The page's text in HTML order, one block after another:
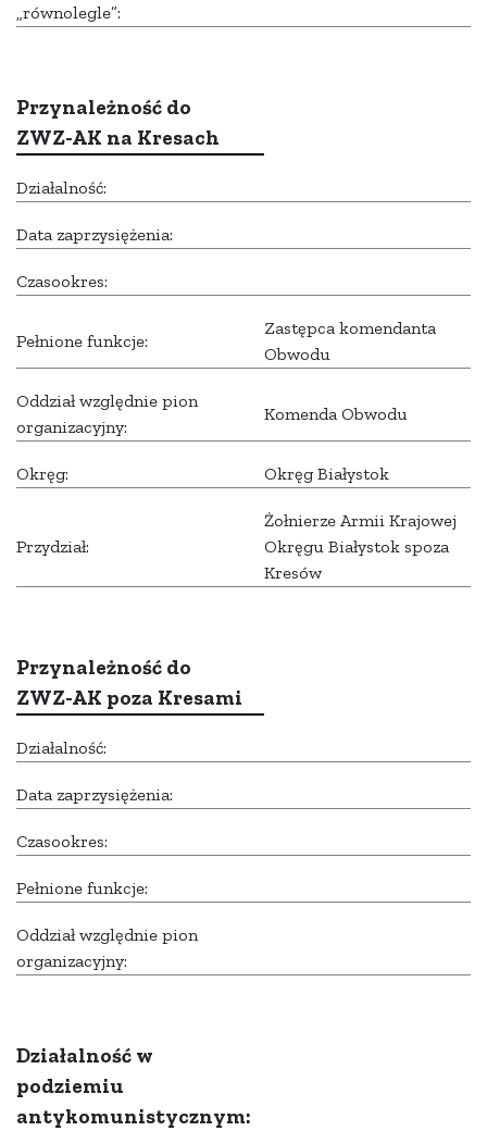
„równolegle”:
Przynależność do
ZWZ-AK na Kresach
Działalność:
Data zaprzysiężenia:
Czasookres:
Pełnione funkcje:
Zastępca komendanta
Obwodu
Oddział względnie pion
organizacyjny:
Komenda Obwodu
Okręg: Okręg Białystok
Przydział:
Żołnierze Armii Krajowej
Okręgu Białystok spoza
Kresów
Przynależność do
ZWZ-AK poza Kresami
Działalność:
Data zaprzysiężenia:
Czasookres:
Pełnione funkcje:
Oddział względnie pion
organizacyjny:
Działalność w
podziemiu
antykomunistycznym: